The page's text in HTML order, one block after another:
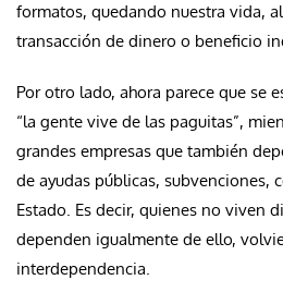
formatos, quedando nuestra vida,
transacción de dinero o beneficio
Por otro lado, ahora parece que se
“la gente vive de las paguitas”,
grandes empresas que también
de ayudas públicas, subvenciones,
Estado. Es decir, quienes no viven
dependen igualmente de ello,
interdependencia.